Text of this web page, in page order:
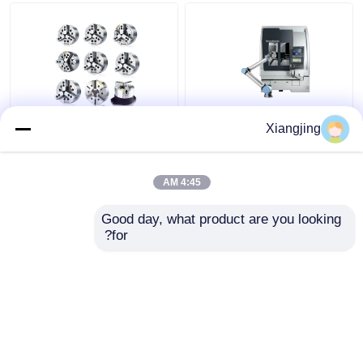
حزمة فستان الروبوت
قابض ذراع الروبوت
التعامل مع ذراع الروبوت
أوتو قوية 3 فكه من خلال
الطاقة القياسية
Xiangjing
4:45 AM
Good day, what product are you looking
for?